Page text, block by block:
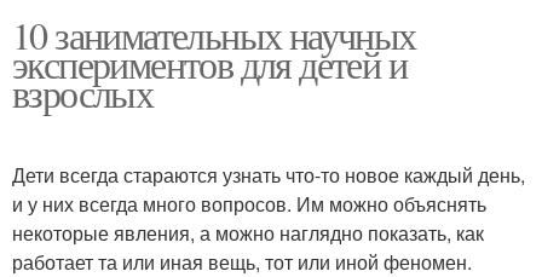
10 занимательных научных
экспериментов для детей и
взрослых
Дети всегда стараются узнать что-то новое каждый день,
и у них всегда много вопросов. Им можно объяснять
некоторые явления, а можно наглядно показать, как
работает та или иная вещь, тот или иной феномен.